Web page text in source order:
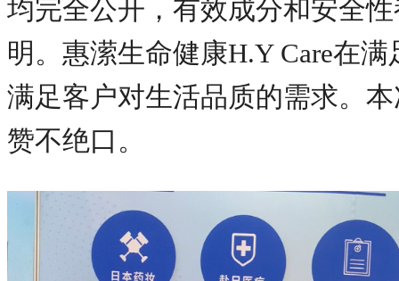
均完全公开，有效成分和安全
明。惠潆生命健康H.Y Care在
满足客户对生活品质的需求。
赞不绝口。